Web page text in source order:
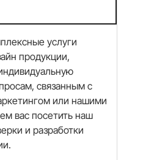
услуги
продукции,
связанным с
или нашими
вас посетить наш
и разработки